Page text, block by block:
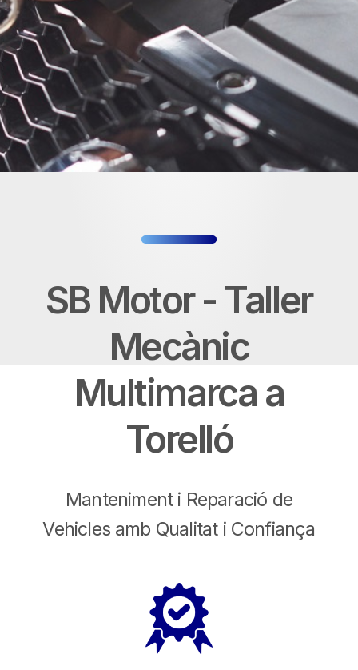
SB Motor - Taller
Mecànic
Multimarca a
Torelló
Manteniment i Reparació de
Vehicles amb Qualitat i Confiança